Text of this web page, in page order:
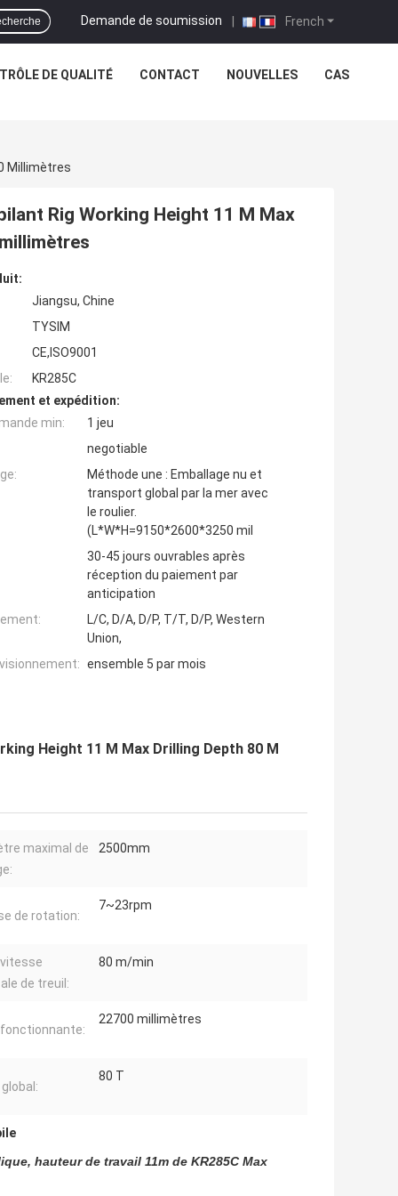
French
Demande de soumission |
DE QUALITÉ CONTACT NOUVELLES CAS
Millimètres
Rig Working Height 11 M Max
Jiangsu, Chine
TYSIM
CE,ISO9001
KR285C
et expédition:
min:
1 jeu
negotiable
Méthode une : Emballage nu et
transport global par la mer avec
le roulier.
(L*W*H=9150*2600*3250 mil
30-45 jours ouvrables après
réception du paiement par
anticipation
L/C, D/A, D/P, T/T, D/P, Western
Union,
ensemble 5 par mois
Height 11 M Max Drilling Depth 80 M
maximal de
2500mm
de rotation:
7~23rpm
de treuil:
80 m/min
22700 millimètres
80 T
hauteur de travail 11m de KR285C Max